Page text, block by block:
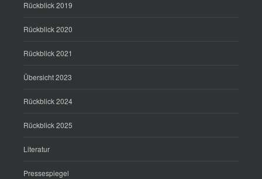
Rückblick 2019
Rückblick 2020
Rückblick 2021
Übersicht 2023
Rückblick 2024
Rückblick 2025
Literatur
Pressespiegel